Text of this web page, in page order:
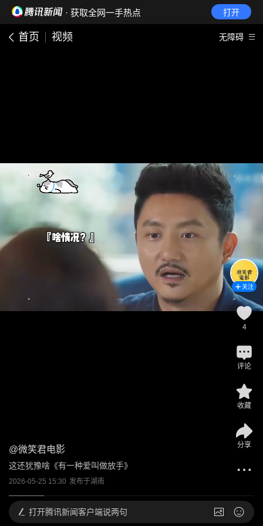
· 获取全网一手热点 打开
首页 视频 无障碍
@微笑君电影
这还犹豫啥《有一种爱叫做放手》
2026-05-25 15:30 发布于湖南
关注
4
评论
收藏
分享
打开腾讯新闻客户端说两句